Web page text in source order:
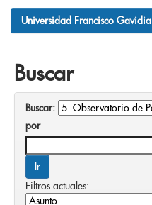
Universidad Francisco Gavidia
Buscar
Buscar:
por
Filtros actuales: